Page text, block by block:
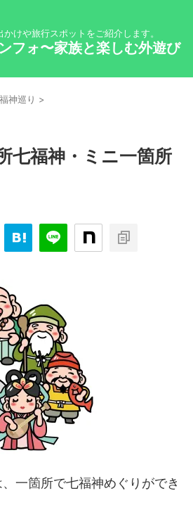
けや旅行スポットをご紹介します。
フォ〜家族と楽しむ外遊び
神巡り >
七福神・ミニ一箇所
一箇所で七福神めぐりができ